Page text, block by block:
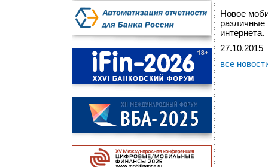
Новое
различные
интернета.
27.10.2015
все